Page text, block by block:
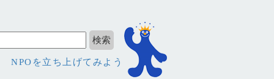
NPOを立ち上げてみよう